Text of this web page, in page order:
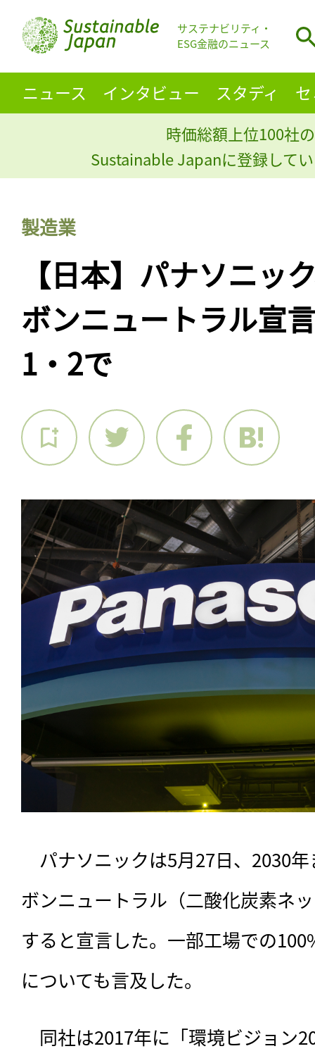
サステナビリティ・
ESG金融のニュース
ニュース インタビュー スタディ
時価総額上位100社
Sustainable Japanに登録して
製造業
【日本】パナソニッ
ボンニュートラル宣
1・2で
パナソニックは5月27日、2030
ボンニュートラル（二酸化炭素ネ
すると宣言した。一部工場での
についても言及した。
同社は2017年に「環境ビジョン